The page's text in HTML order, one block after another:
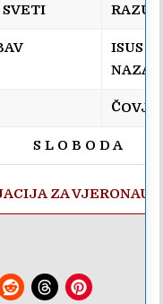
ISUS IZ
S L O B O D A
ZA